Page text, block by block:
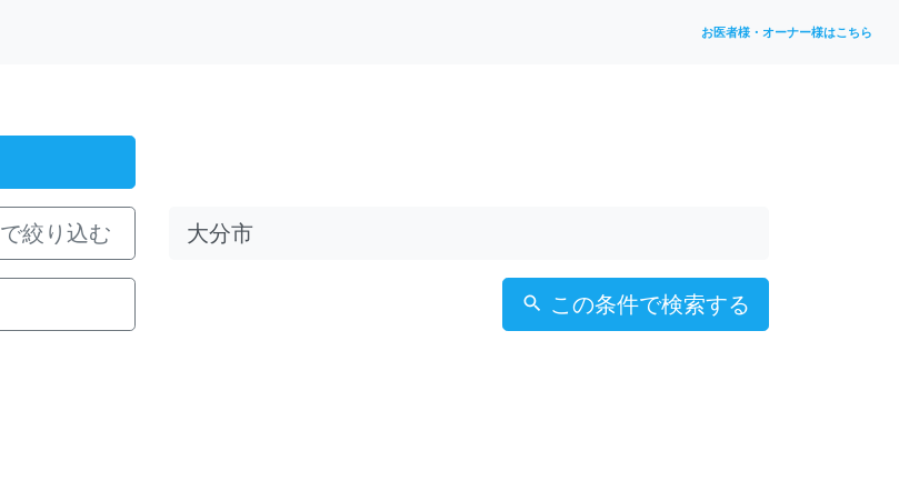
お医者様・オーナー様はこちら
で絞り込む
この条件で検索する